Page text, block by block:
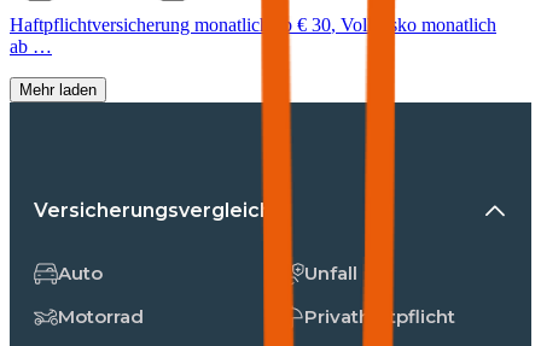
Haftpflichtversicherung monatlich ab € 30, Vollkasko monatlich
ab …
Mehr laden
Versicherungsvergleiche
Auto
Motorrad
Unfall
Privathaftpflicht